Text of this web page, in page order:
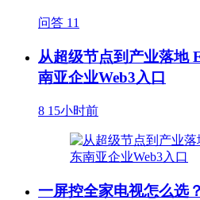
问答 11
从超级节点到产业落地
南亚企业Web3入口
8 15小时前
一屏控全家电视怎么选